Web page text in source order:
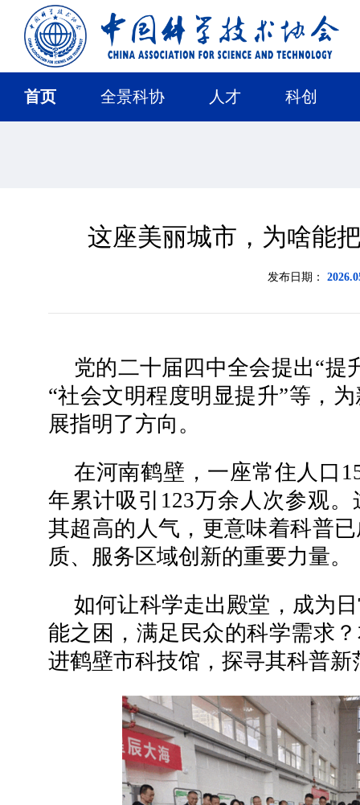
首页 全景科协 人才 科创
这座美丽城市，为啥能
发布日期：
党的二十届四中全会提出“提
“社会文明程度明显提升”等，
展指明了方向。
在河南鹤壁，一座常住人口
年累计吸引123万余人次参观
其超高的人气，更意味着科普
质、服务区域创新的重要力量。
如何让科学走出殿堂，成为
能之困，满足民众的科学需求
进鹤壁市科技馆，探寻其科普新